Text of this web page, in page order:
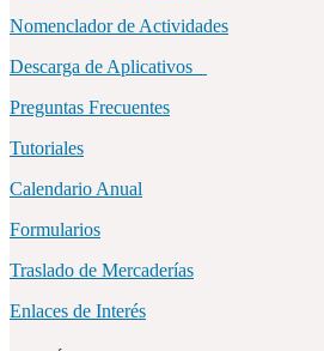
Nomenclador de Actividades
Descarga de Aplicativos
Preguntas Frecuentes
Tutoriales
Calendario Anual
Formularios
Traslado de Mercaderías
Enlaces de Interés